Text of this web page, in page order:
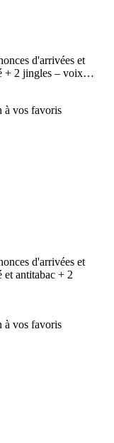
d'arrivées et
+ 2 jingles – voix…
d'arrivées et
et antitabac + 2